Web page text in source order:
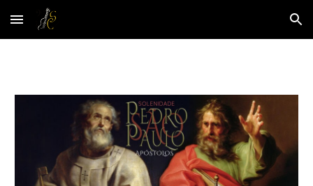
Skip to main content Skip to navigation